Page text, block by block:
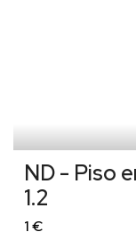
ND - Piso
1.2
1 €